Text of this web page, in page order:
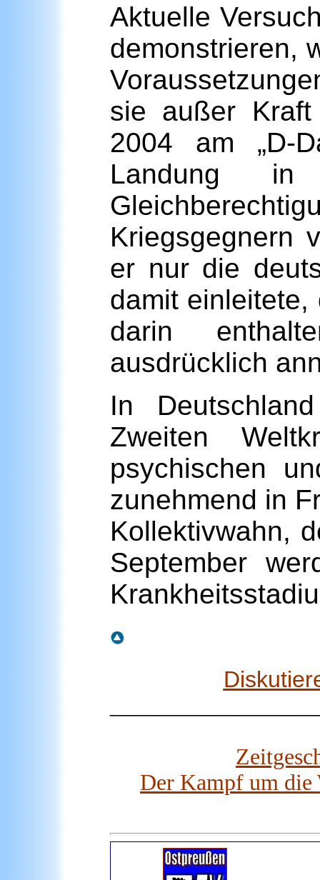
Aktuelle
demonstrieren,
sie außer Kraft
2004 am „D-
Landung
Kriegsgegnern
er nur die
damit
darin
ausdrücklich
In
Zweiten
psychischen
zunehmend in
Kollektivwahn,
September
Der Kampf um die